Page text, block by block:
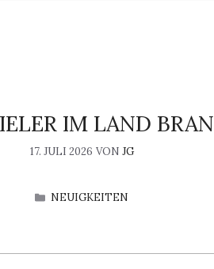
IM LAND
17. JULI 2026 VON JG
KATEGORIEN
NEUIGKEITEN